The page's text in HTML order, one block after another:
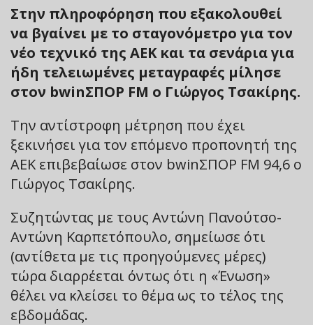
Στην πληροφόρηση που εξακολουθεί
να βγαίνει με το σταγονόμετρο για τον
νέο τεχνικό της ΑΕΚ και τα σενάρια για
ήδη τελειωμένες μεταγραφές μίλησε
στον bwinΣΠΟΡ FM ο Γιώργος Τσακίρης.
Την αντίστροφη μέτρηση που έχει
ξεκινήσει για τον επόμενο προπονητή της
ΑΕΚ επιβεβαίωσε στον bwinΣΠΟΡ FM 94,6 ο
Γιώργος Τσακίρης.
Συζητώντας με τους Αντώνη Πανούτσο-
Αντώνη Καρπετόπουλο, σημείωσε ότι
(αντίθετα με τις προηγούμενες μέρες)
τώρα διαρρέεται όντως ότι η «Ένωση»
θέλει να κλείσει το θέμα ως το τέλος της
εβδομάδας.